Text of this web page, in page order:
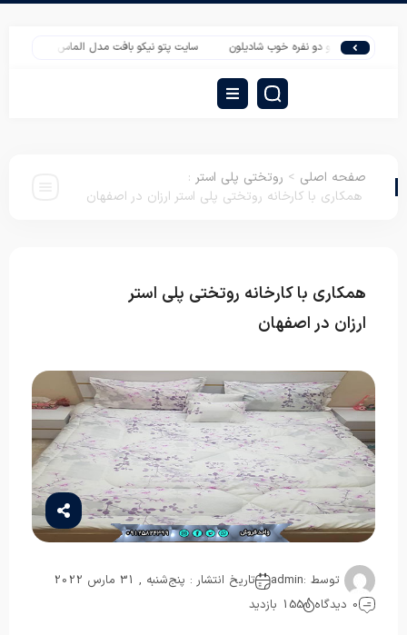
پتو دو نفره خوب شادیلون سایت پتو نیکو بافت مدل الماس برای خرید عمده
صفحه اصلی > روتختی پلی استر :
همکاری با کارخانه روتختی پلی استر ارزان در اصفهان
همکاری با کارخانه روتختی پلی استر
ارزان در اصفهان
توسط :admin
تاریخ انتشار : پنج‌شنبه , 31 مارس 2022
0 دیدگاه
155 بازدید